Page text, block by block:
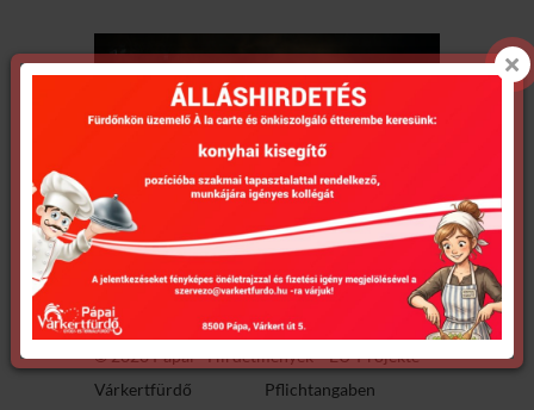
Adatvédelmi tájékoztató megtekintése
© 2020 Pápai
Várkertfürdő
Hirdetmények
EU-Projekte
Pflichtangaben